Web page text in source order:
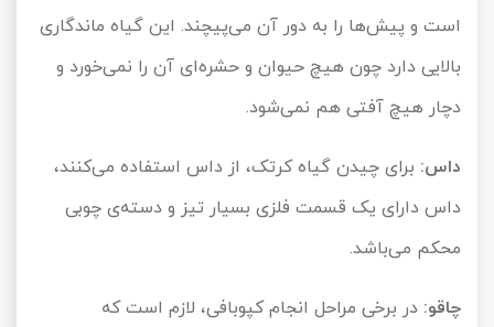
است و پیش‌ها را به دور آن می‌پیچند. این گیاه ماندگاری
بالایی دارد چون هیچ حیوان و حشره‌ای آن را نمی‌خورد و
دچار هیچ آفتی هم نمی‌شود.
داس: برای چیدن گیاه کرتک، از داس استفاده می‌کنند،
داس دارای یک قسمت فلزی بسیار تیز و دسته‌ی چوبی
محکم می‌باشد.
چاقو: در برخی مراحل انجام کپوبافی، لازم است که